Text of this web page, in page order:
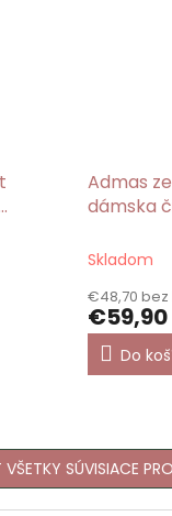
Admas
dámska
Skladom
€48,70 bez
€59,90
Do
VŠETKY SÚVISIACE